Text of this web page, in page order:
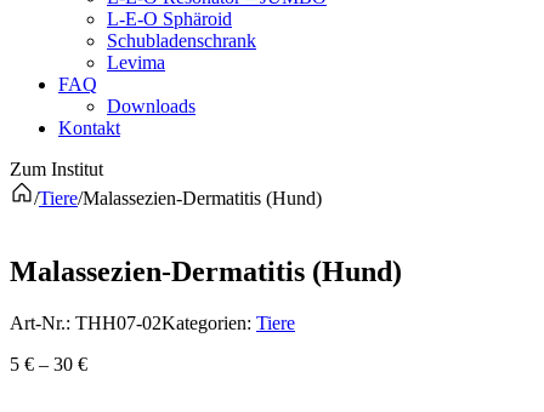
L-E-O Sphäroid
Schubladenschrank
Levima
FAQ
Downloads
Kontakt
Zum Institut
/Tiere/Malassezien-Dermatitis (Hund)
Malassezien-Dermatitis (Hund)
Art-Nr.: THH07-02Kategorien: Tiere
5 € – 30 €